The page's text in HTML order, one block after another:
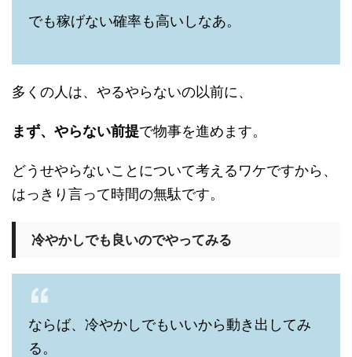
でも稼げない確率も高いしなあ。
多くの人は、やるやらないの以前に、
まず、やらない前提で物事を進めます。
どうせやらないことについて考えるワケですから、
はっきり言って時間の無駄です。
冷やかしでも良いのでやってみる
ならば、冷やかしでもいいから動き出してみ
る。